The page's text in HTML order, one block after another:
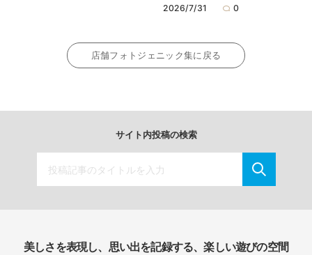
2026/7/31
0
店舗フォトジェニック集に戻る
サイト内投稿の検索
美しさを表現し、思い出を記録する、楽しい遊びの空間